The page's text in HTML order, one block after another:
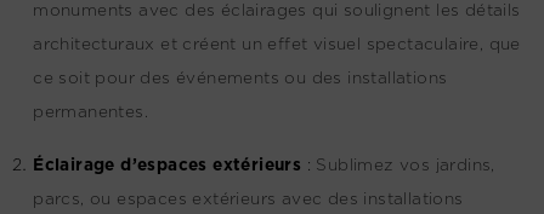
monuments avec des éclairages qui soulignent les détails
architecturaux et créent un effet visuel spectaculaire, que
ce soit pour des événements ou des installations
permanentes.
Éclairage d’espaces extérieurs : Sublimez vos jardins,
parcs, ou espaces extérieurs avec des installations